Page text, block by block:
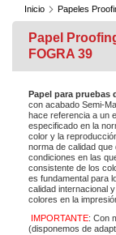
Inicio Papeles
Papel
FOGRA 39
Papel para
con acabado Semi-
hace referencia a un
especificado en la
color y la
norma de calidad
condiciones en las
consistente de los
es fundamental para
calidad internacional
colores en la
IMPORTANTE: Con
(disponemos de